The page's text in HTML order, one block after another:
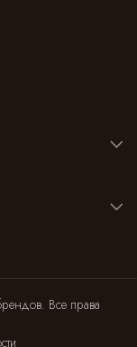
Все права